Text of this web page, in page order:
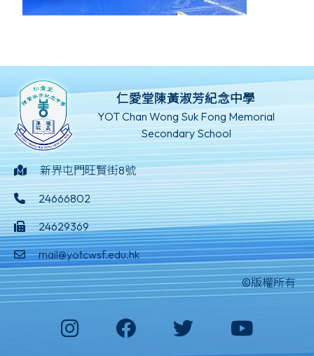
仁愛堂陳黃淑芳紀念中學
YOT Chan Wong Suk Fong Memorial
Secondary School
新界屯門旺賢街8號
24666802
24629369
mail@yotcwsf.edu.hk
©版權所有